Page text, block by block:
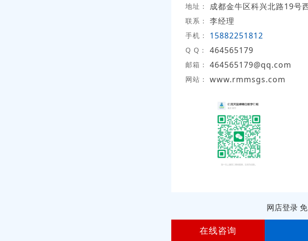
地址： 成都金牛区科兴北路19号
联系： 李经理
手机： 15882251812
Q Q： 464565179
邮箱： 464565179@qq.com
网站： www.rmmsgs.com
网店登录
在线咨询